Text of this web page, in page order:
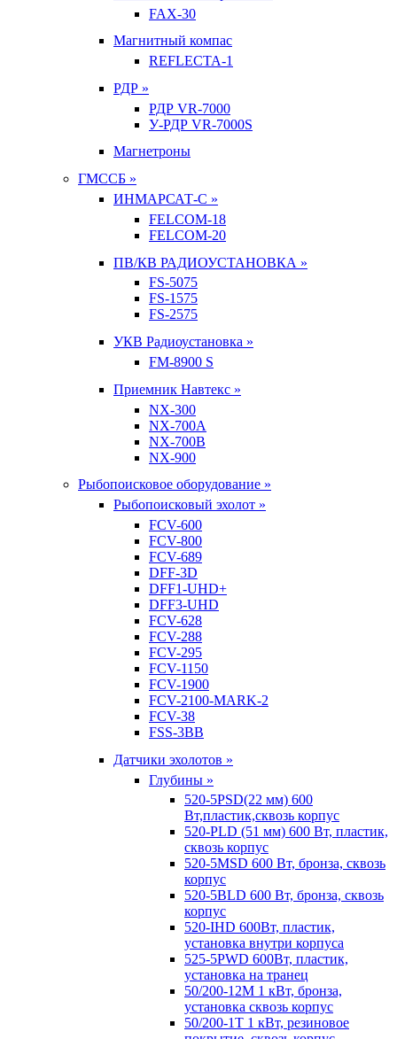
FAX-30
Магнитный компас
REFLECTA-1
РДР »
РДР VR-7000
У-РДР VR-7000S
Магнетроны
ГМССБ »
ИНМАРСАТ-С »
FELCOM-18
FELCOM-20
ПВ/КВ РАДИОУСТАНОВКА »
FS-5075
FS-1575
FS-2575
УКВ Радиоустановка »
FM-8900 S
Приемник Навтекс »
NX-300
NX-700A
NX-700B
NX-900
Рыбопоисковое оборудование »
Рыбопоисковый эхолот »
FCV-600
FCV-800
FCV-689
DFF-3D
DFF1-UHD+
DFF3-UHD
FCV-628
FCV-288
FCV-295
FCV-1150
FCV-1900
FCV-2100-MARK-2
FCV-38
FSS-3BB
Датчики эхолотов »
Глубины »
520-5PSD(22 мм) 600
Вт,пластик,сквозь корпус
520-PLD (51 мм) 600 Вт, пластик,
сквозь корпус
520-5MSD 600 Вт, бронза, сквозь
корпус
520-5BLD 600 Вт, бронза, сквозь
корпус
520-IHD 600Вт, пластик,
установка внутри корпуса
525-5PWD 600Вт, пластик,
установка на транец
50/200-12M 1 кВт, бронза,
установка сквозь корпус
50/200-1T 1 кВт, резиновое